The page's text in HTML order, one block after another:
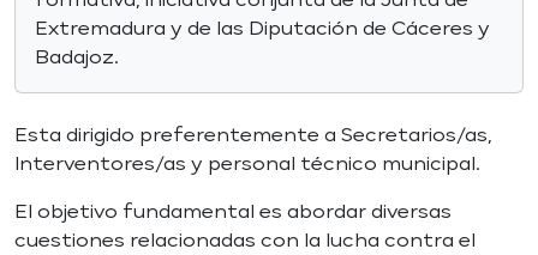
Extremadura y de las Diputación de Cáceres y
Badajoz.
Esta dirigido preferentemente a Secretarios/as,
Interventores/as y personal técnico municipal.
El objetivo fundamental es abordar diversas
cuestiones relacionadas con la lucha contra el